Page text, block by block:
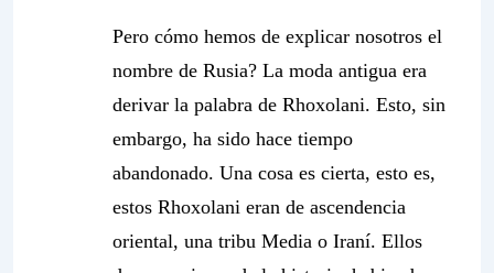
Pero cómo hemos de explicar nosotros el
nombre de Rusia? La moda antigua era
derivar la palabra de Rhoxolani. Esto, sin
embargo, ha sido hace tiempo
abandonado. Una cosa es cierta, esto es,
estos Rhoxolani eran de ascendencia
oriental, una tribu Media o Iraní. Ellos